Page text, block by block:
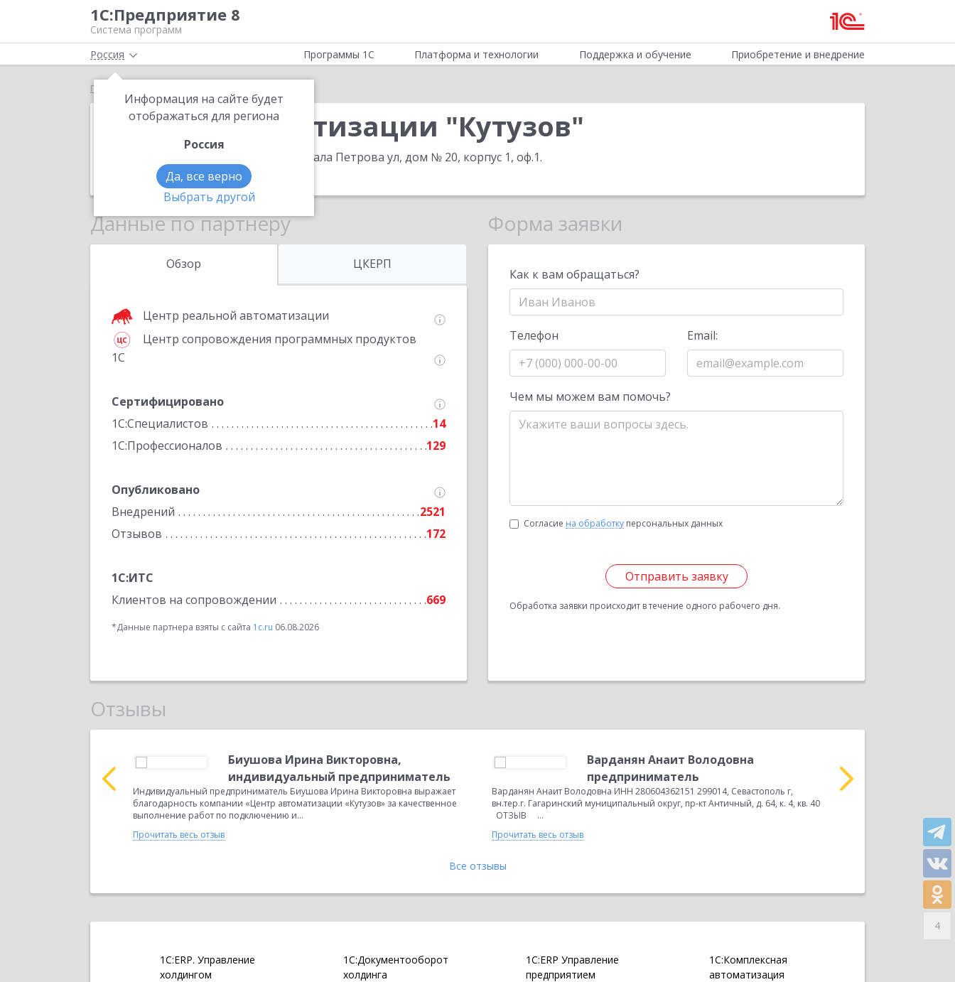
1С:Предприятие 8
Система программ
Россия
Информация на сайте будет
отображаться для региона
Россия
Да, все верно
Выбрать другой
Программы 1С Платформа и технологии Поддержка и обучение Приобретение и внедрение
Главная
Центр автоматизации "Кутузов"
299011, Севастополь г, Генерала Петрова ул, дом № 20, корпус 1, оф.1.
Телефон: (+7978) 230-7555
Данные по партнеру
Обзор ЦКЕРП
Центр реальной автоматизации
Центр сопровождения программных продуктов
1С
Сертифицировано
1С:Специалистов
14
1С:Профессионалов
129
Опубликовано
Внедрений
2521
Отзывов
172
1С:ИТС
Клиентов на сопровождении
669
*Данные партнера взяты с сайта 1c.ru 06.08.2026
Форма заявки
Как к вам обращаться?
Телефон Email:
Чем мы можем вам помочь?
Согласие на обработку персональных данных
Отправить заявку
Обработка заявки происходит в течение одного рабочего дня.
Отзывы
Биушова Ирина Викторовна,
индивидуальный предприниматель
Индивидуальный предприниматель Биушова Ирина Викторовна выражает
благодарность компании «Центр автоматизации «Кутузов» за качественное
выполнение работ по подключению и...
Прочитать весь отзыв
Варданян Анаит Володовна
предприниматель
Варданян Анаит Володовна ИНН 280604362151 299014, Севастополь г,
вн.тер.г. Гагаринский муниципальный округ, пр-кт Античный, д. 64, к. 4, кв. 40
ОТЗЫВ ...
Прочитать весь отзыв
Прочитать весь отзыв
Все отзывы
1С:ERP. Управление
холдингом
1С:Документооборот
холдинга
1С:ERP Управление
предприятием
1С:Комплексная
автоматизация
4